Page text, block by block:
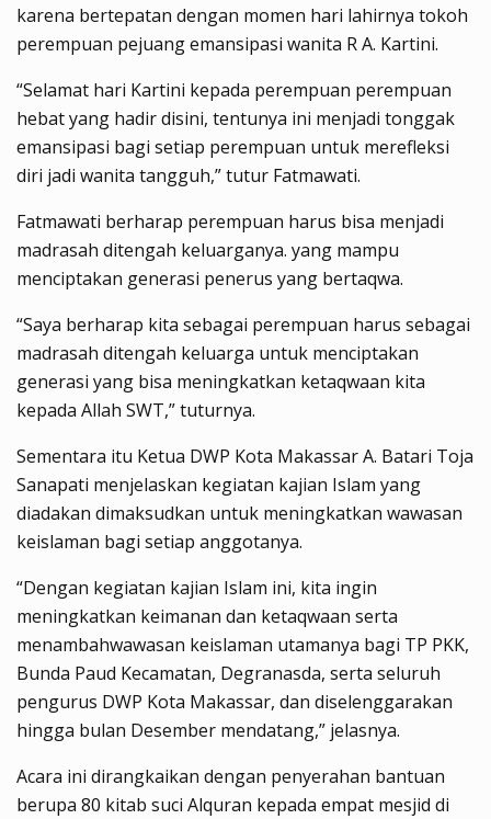
karena bertepatan dengan momen hari lahirnya tokoh
perempuan pejuang emansipasi wanita R A. Kartini.
“Selamat hari Kartini kepada perempuan perempuan
hebat yang hadir disini, tentunya ini menjadi tonggak
emansipasi bagi setiap perempuan untuk merefleksi
diri jadi wanita tangguh,” tutur Fatmawati.
Fatmawati berharap perempuan harus bisa menjadi
madrasah ditengah keluarganya. yang mampu
menciptakan generasi penerus yang bertaqwa.
“Saya berharap kita sebagai perempuan harus sebagai
madrasah ditengah keluarga untuk menciptakan
generasi yang bisa meningkatkan ketaqwaan kita
kepada Allah SWT,” tuturnya.
Sementara itu Ketua DWP Kota Makassar A. Batari Toja
Sanapati menjelaskan kegiatan kajian Islam yang
diadakan dimaksudkan untuk meningkatkan wawasan
keislaman bagi setiap anggotanya.
“Dengan kegiatan kajian Islam ini, kita ingin
meningkatkan keimanan dan ketaqwaan serta
menambahwawasan keislaman utamanya bagi TP PKK,
Bunda Paud Kecamatan, Degranasda, serta seluruh
pengurus DWP Kota Makassar, dan diselenggarakan
hingga bulan Desember mendatang,” jelasnya.
Acara ini dirangkaikan dengan penyerahan bantuan
berupa 80 kitab suci Alquran kepada empat mesjid di